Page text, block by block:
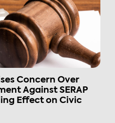
Concern Over
Against SERAP
Effect on Civic